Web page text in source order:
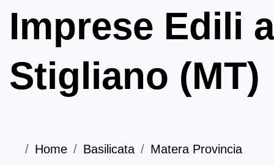
Imprese Edili a
Stigliano (MT)
Home Basilicata
Matera Provincia